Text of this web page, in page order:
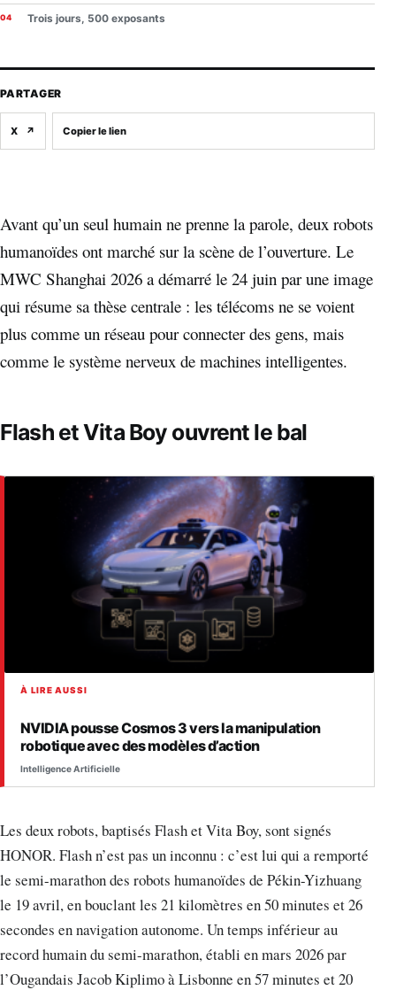
Avant qu’un seul humain ne prenne la parole, deux robots
humanoïdes ont marché sur la scène de l’ouverture. Le
MWC Shanghai 2026 a démarré le 24 juin par une image
qui résume sa thèse centrale : les télécoms ne se voient
plus comme un réseau pour connecter des gens, mais
comme le système nerveux de machines intelligentes.
Flash et Vita Boy ouvrent le bal
À LIRE AUSSI
NVIDIA pousse Cosmos 3 vers la manipulation
robotique avec des modèles d’action
Intelligence Artificielle
Les deux robots, baptisés Flash et Vita Boy, sont signés
HONOR. Flash n’est pas un inconnu : c’est lui qui a remporté
le semi-marathon des robots humanoïdes de Pékin-Yizhuang
le 19 avril, en bouclant les 21 kilomètres en 50 minutes et 26
secondes en navigation autonome. Un temps inférieur au
record humain du semi-marathon, établi en mars 2026 par
l’Ougandais Jacob Kiplimo à Lisbonne en 57 minutes et 20
Trois jours, 500 exposants
PARTAGER
X ↗ Copier le lien